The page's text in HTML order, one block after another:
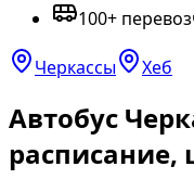
100+
Черкассы Хеб
Автобус
расписание,